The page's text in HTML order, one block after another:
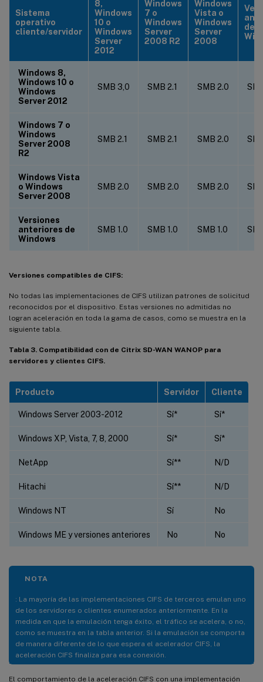
Sistema
operativo
cliente/servidor
8,
Windows
10 o
Windows
Server
2012
Windows
7 o
Windows
Server
2008 R2
Windows
Vista o
Windows
Server
2008
de
Windows 8,
Windows 10 o
Windows
Server 2012
SMB 3,0 SMB 2.1 SMB 2.0
Windows 7 o
Windows
Server 2008
R2
SMB 2.1 SMB 2.1 SMB 2.0
Windows Vista
o Windows
Server 2008
SMB 2.0 SMB 2.0 SMB 2.0
Versiones
anteriores de
Windows
SMB 1.0 SMB 1.0 SMB 1.0
Versiones compatibles de CIFS:
No todas las implementaciones de CIFS utilizan patrones de solicitud
reconocidos por el dispositivo. Estas versiones no admitidas no
logran aceleración en toda la gama de casos, como se muestra en la
siguiente tabla.
Tabla 3. Compatibilidad con de Citrix SD-WAN WANOP para
servidores y clientes CIFS.
Producto Servidor Cliente
Windows Server 2003-2012 Sí* Sí*
Windows XP, Vista, 7, 8, 2000 Sí* Sí*
NetApp Sí** N/D
Hitachi Sí** N/D
Windows NT Sí No
Windows ME y versiones anteriores No No
NOTA
: La mayoría de las implementaciones CIFS de terceros emulan uno
de los servidores o clientes enumerados anteriormente. En la
medida en que la emulación tenga éxito, el tráfico se acelera, o no,
como se muestra en la tabla anterior. Si la emulación se comporta
de manera diferente de lo que espera el acelerador CIFS, la
aceleración CIFS finaliza para esa conexión.
El comportamiento de la aceleración CIFS con una implementación